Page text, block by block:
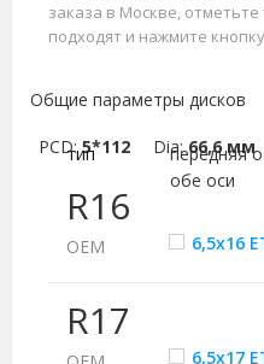
заказа в Москве,
подходят и нажмите
Общие параметры дисков
PCD:5*112 Dia:66,6 мм
R16
тип
передняя
обе оси
ОЕМ 6,5x16
R17
6,5x17